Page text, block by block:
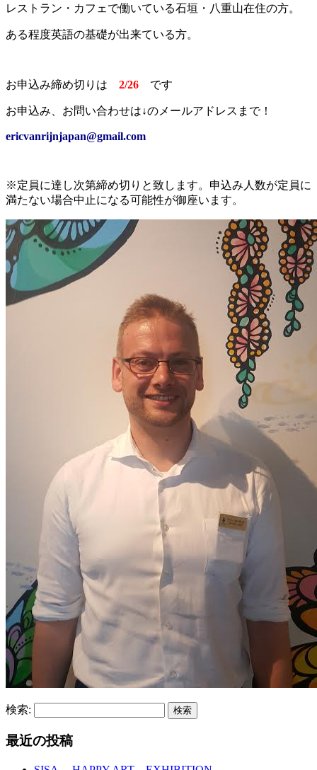
レストラン・カフェで働いている石垣・八重山在住の方。
ある程度英語の基礎が出来ている方。
お申込み締め切りは 2/26 です
お申込み、お問い合わせは↓のメールアドレスまで！
ericvanrijnjapan@gmail.com
※定員に達し次第締め切りと致します。申込み人数が定員に
満たない場合中止になる可能性が御座います。
検索:
最近の投稿